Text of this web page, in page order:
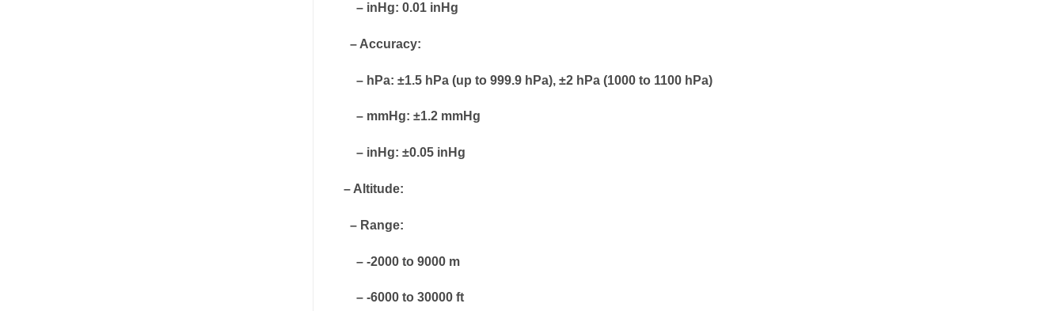
– inHg: 0.01 inHg
– Accuracy:
– hPa: ±1.5 hPa (up to 999.9 hPa), ±2 hPa (1000 to 1100 hPa)
– mmHg: ±1.2 mmHg
– inHg: ±0.05 inHg
– Altitude:
– Range:
– -2000 to 9000 m
– -6000 to 30000 ft